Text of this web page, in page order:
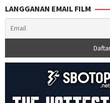
LANGGANAN EMAIL FILM